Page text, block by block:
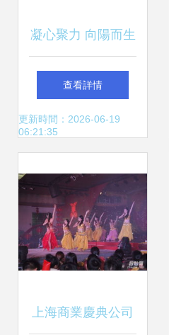
凝心聚力 向陽而生
——順景園林2020
年會盛典全紀錄
查看詳情
更新時間：2026-06-19
06:21:35
上海商業慶典公司